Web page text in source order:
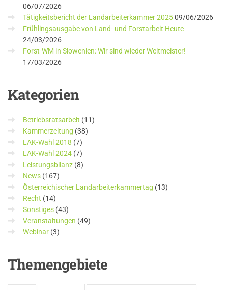
06/07/2026
Tätigkeitsbericht der Landarbeiterkammer 202509/06/2026
Frühlingsausgabe von Land- und Forstarbeit Heute
24/03/2026
Forst-WM in Slowenien: Wir sind wieder Weltmeister!
17/03/2026
Kategorien
Betriebsratsarbeit (11)
Kammerzeitung (38)
LAK-Wahl 2018 (7)
LAK-Wahl 2024 (7)
Leistungsbilanz (8)
News (167)
Österreichischer Landarbeiterkammertag (13)
Recht (14)
Sonstiges (43)
Veranstaltungen (49)
Webinar (3)
Themengebiete